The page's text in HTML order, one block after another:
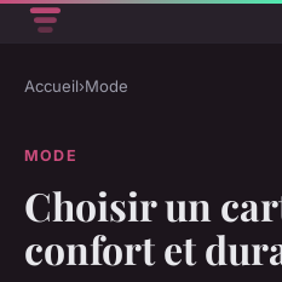
Accueil›Mode
MODE
Choisir un
confort et